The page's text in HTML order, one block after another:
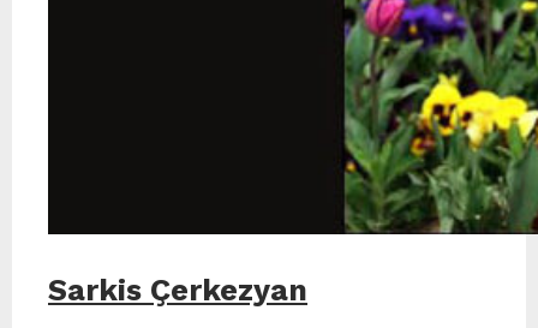
Sarkis Çerkezyan